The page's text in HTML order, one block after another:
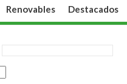
Renovables Destacados